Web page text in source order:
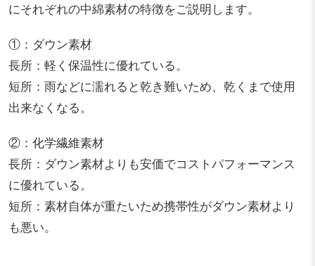
にそれぞれの中綿素材の特徴をご説明します。
①：ダウン素材
長所：軽く保温性に優れている。
短所：雨などに濡れると乾き難いため、乾くまで使用
出来なくなる。
②：化学繊維素材
長所：ダウン素材よりも安価でコストパフォーマンス
に優れている。
短所：素材自体が重たいため携帯性がダウン素材より
も悪い。